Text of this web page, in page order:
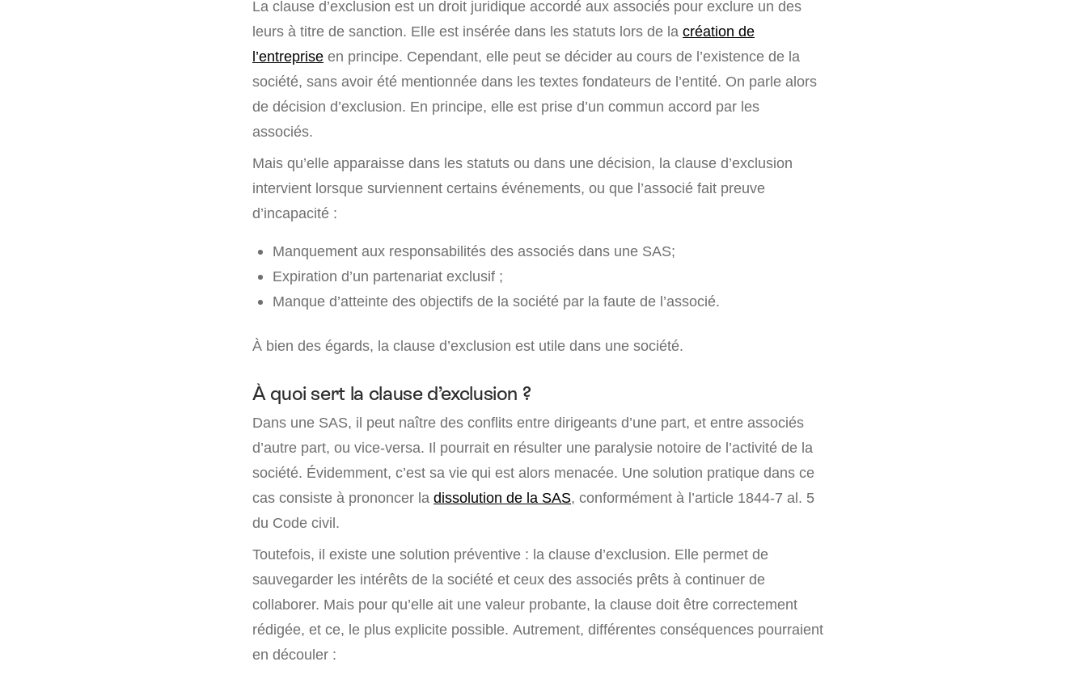
La clause d’exclusion est un droit juridique accordé aux associés pour exclure un des
leurs à titre de sanction. Elle est insérée dans les statuts lors de la création de
l’entreprise en principe. Cependant, elle peut se décider au cours de l’existence de la
société, sans avoir été mentionnée dans les textes fondateurs de l’entité. On parle alors
de décision d’exclusion. En principe, elle est prise d’un commun accord par les
associés.
Mais qu’elle apparaisse dans les statuts ou dans une décision, la clause d’exclusion
intervient lorsque surviennent certains événements, ou que l’associé fait preuve
d’incapacité :
Manquement aux responsabilités des associés dans une SAS;
Expiration d’un partenariat exclusif ;
Manque d’atteinte des objectifs de la société par la faute de l’associé.
À bien des égards, la clause d’exclusion est utile dans une société.
À quoi sert la clause d’exclusion ?
Dans une SAS, il peut naître des conflits entre dirigeants d’une part, et entre associés
d’autre part, ou vice-versa. Il pourrait en résulter une paralysie notoire de l’activité de la
société. Évidemment, c’est sa vie qui est alors menacée. Une solution pratique dans ce
cas consiste à prononcer la dissolution de la SAS, conformément à l’article 1844-7 al. 5
du Code civil.
Toutefois, il existe une solution préventive : la clause d’exclusion. Elle permet de
sauvegarder les intérêts de la société et ceux des associés prêts à continuer de
collaborer. Mais pour qu’elle ait une valeur probante, la clause doit être correctement
rédigée, et ce, le plus explicite possible. Autrement, différentes conséquences pourraient
en découler :